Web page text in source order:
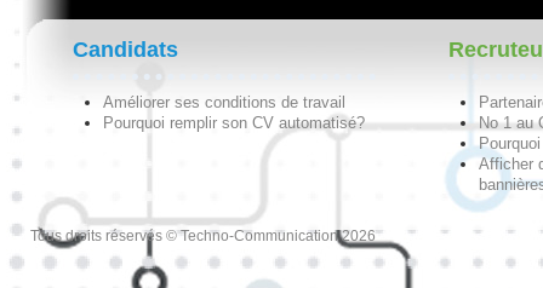
Candidats
Améliorer ses conditions de travail
Pourquoi remplir son CV automatisé?
No 1 au
Afficher
Tous droits réservés © Techno-Communication 2026